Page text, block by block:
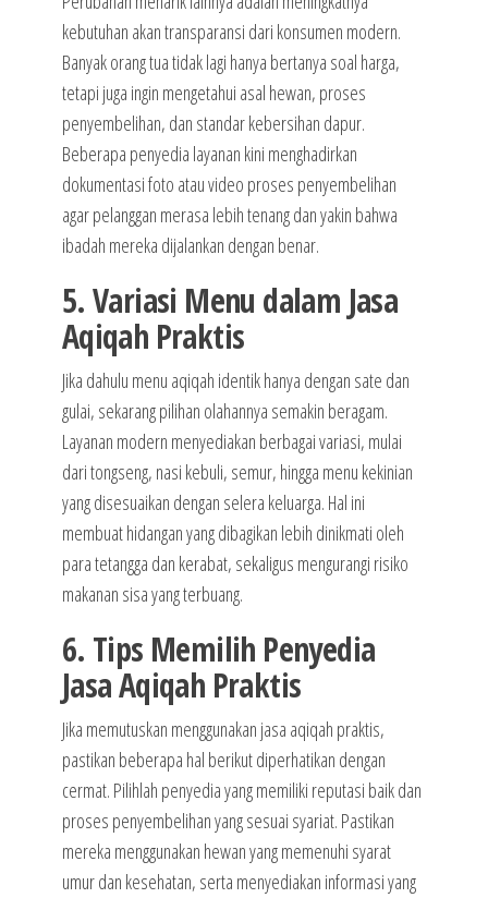
kebutuhan akan transparansi dari konsumen modern.
Banyak orang tua tidak lagi hanya bertanya soal harga,
tetapi juga ingin mengetahui asal hewan, proses
penyembelihan, dan standar kebersihan dapur.
Beberapa penyedia layanan kini menghadirkan
dokumentasi foto atau video proses penyembelihan
agar pelanggan merasa lebih tenang dan yakin bahwa
ibadah mereka dijalankan dengan benar.
5. Variasi Menu dalam Jasa
Aqiqah Praktis
Jika dahulu menu aqiqah identik hanya dengan sate dan
gulai, sekarang pilihan olahannya semakin beragam.
Layanan modern menyediakan berbagai variasi, mulai
dari tongseng, nasi kebuli, semur, hingga menu kekinian
yang disesuaikan dengan selera keluarga. Hal ini
membuat hidangan yang dibagikan lebih dinikmati oleh
para tetangga dan kerabat, sekaligus mengurangi risiko
makanan sisa yang terbuang.
6. Tips Memilih Penyedia
Jasa Aqiqah Praktis
Jika memutuskan menggunakan jasa aqiqah praktis,
pastikan beberapa hal berikut diperhatikan dengan
cermat. Pilihlah penyedia yang memiliki reputasi baik dan
proses penyembelihan yang sesuai syariat. Pastikan
mereka menggunakan hewan yang memenuhi syarat
umur dan kesehatan, serta menyediakan informasi yang